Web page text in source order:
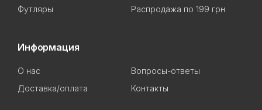
Футляры
Распродажа по 199 грн
Информация
О нас
Вопросы-ответы
Доставка/оплата
Контакты